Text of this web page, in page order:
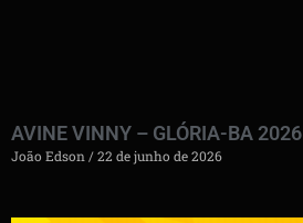
AVINE VINNY – GLÓRIA-BA 2026
João Edson 22 de junho de 2026